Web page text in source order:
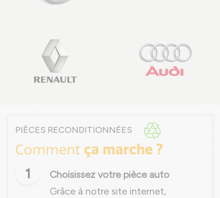
PIÈCES RECONDITIONNÉES
Comment ça marche ?
1
Choisissez votre pièce auto
Grâce à notre site internet,